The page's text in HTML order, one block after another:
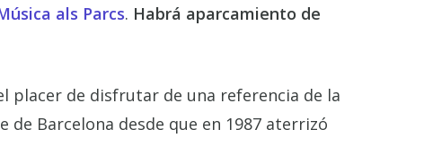
als Parcs. Habrá aparcamiento de
placer de disfrutar de una referencia de la
de Barcelona desde que en 1987 aterrizó